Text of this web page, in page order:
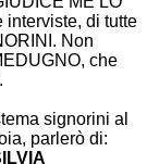
interviste, di tutte
Non
che
signorini al
parlerò di: